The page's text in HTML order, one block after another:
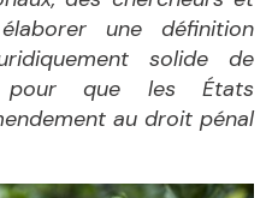
une définition
solide de
pour que les États
au droit pénal